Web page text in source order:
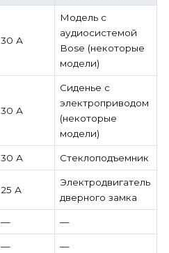
30 А
Модель с
аудиосистемой
Bose (некоторые
модели)
30 А
Сиденье с
электроприводом
(некоторые
модели)
30 А Стеклоподъемник
25 А
Электродвигатель
дверного замка
— —
— —